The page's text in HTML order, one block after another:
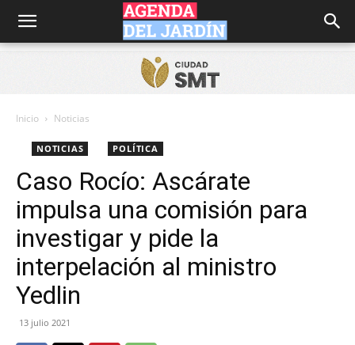
Agenda
Jardín
Inicio Noticias
NOTICIAS POLÍTICA
Caso Rocío: Ascárate
impulsa una comisión para
investigar y pide la
interpelación al ministro
Yedlin
13 julio 2021